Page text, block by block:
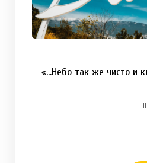
«…Небо так же чисто и